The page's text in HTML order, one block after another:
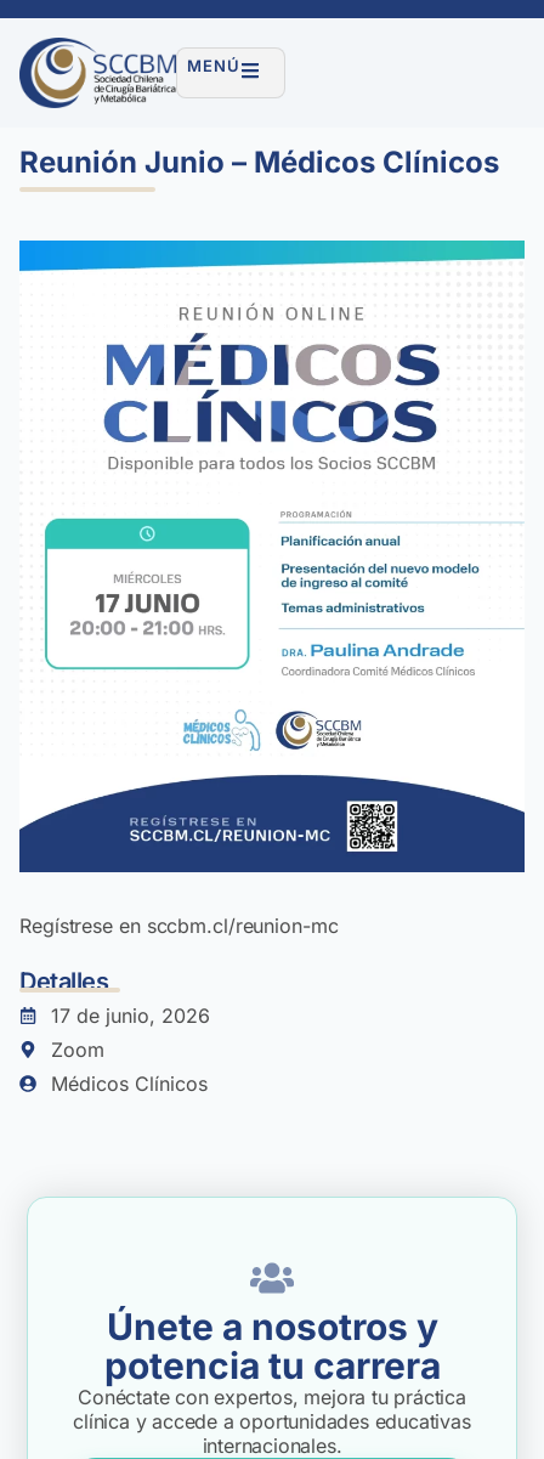
MENÚ
Reunión Junio – Médicos Clínicos
Regístrese en sccbm.cl/reunion-mc
Detalles
17 de junio, 2026
Zoom
Médicos Clínicos
Únete a nosotros y
potencia tu carrera
Conéctate con expertos, mejora tu práctica
clínica y accede a oportunidades educativas
internacionales.